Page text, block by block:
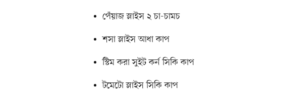
পেঁয়াজ স্লাইস ২ চা-চামচ
শসা স্লাইস আধা কাপ
স্টিম করা সুইট কর্ন সিকি কাপ
টমেটো স্লাইস সিকি কাপ